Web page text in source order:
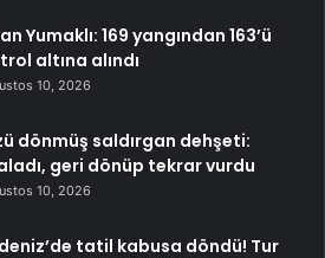
Yumaklı: 169 yangından 163’ü
altına alındı
10, 2026
dönmüş saldırgan dehşeti:
geri dönüp tekrar vurdu
10, 2026
tatil kabusa döndü! Tur